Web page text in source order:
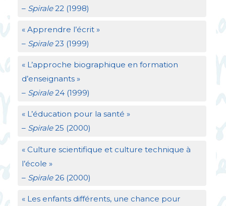
–Spirale22 (1998)
« Apprendre l’écrit »
– Spirale23 (1999)
« L’approche biographique en formation
d’enseignants »
– Spirale24 (1999)
« L’éducation pour la santé »
– Spirale25 (2000)
« Culture scientifique et culture technique à
l’école »
– Spirale26 (2000)
« Les enfants différents, une chance pour